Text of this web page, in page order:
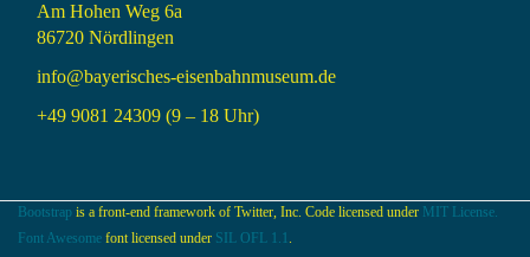
Am Hohen Weg 6a
86720 Nördlingen
info@bayerisches-eisenbahnmuseum.de
+49 9081 24309 (9 – 18 Uhr)
Bootstrap is a front-end framework of Twitter, Inc. Code licensed under MIT License.
Font Awesome font licensed under SIL OFL 1.1 .